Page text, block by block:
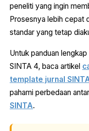
peneliti yang ingin
Prosesnya lebih cepat
standar yang tetap
Untuk panduan
SINTA 4, baca artikel
template jurnal
pahami perbedaan
SINTA.